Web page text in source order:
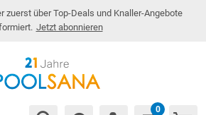
zuerst über Top-Deals und Knaller-Angebote
Jetzt abonnieren
0